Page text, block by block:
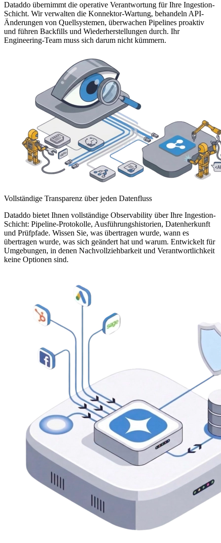
Dataddo übernimmt die operative Verantwortung für Ihre Ingestion-
Schicht. Wir verwalten die Konnektor-Wartung, behandeln API-
Änderungen von Quellsystemen, überwachen Pipelines proaktiv
und führen Backfills und Wiederherstellungen durch. Ihr
Engineering-Team muss sich darum nicht kümmern.
Vollständige Transparenz über jeden Datenfluss
Dataddo bietet Ihnen vollständige Observability über Ihre Ingestion-
Schicht: Pipeline-Protokolle, Ausführungshistorien, Datenherkunft
und Prüfpfade. Wissen Sie, was übertragen wurde, wann es
übertragen wurde, was sich geändert hat und warum. Entwickelt für
Umgebungen, in denen Nachvollziehbarkeit und Verantwortlichkeit
keine Optionen sind.